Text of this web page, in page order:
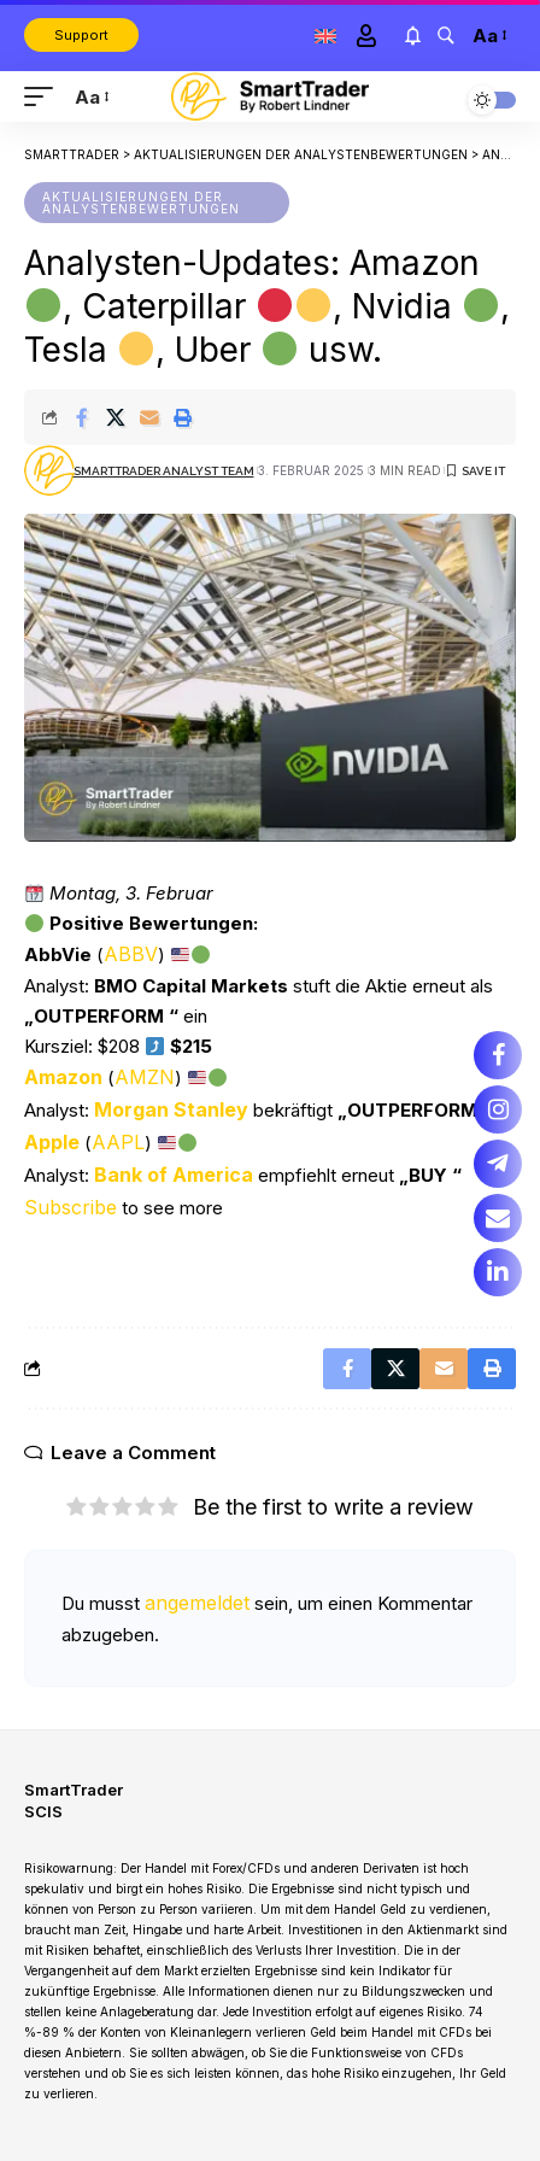
Support Aa
Aa
SMARTTRADER > AKTUALISIERUNGEN DER ANALYSTENBEWERTUNGEN > ANALYSTEN-UPDATES: AMAZON
AKTUALISIERUNGEN DER
ANALYSTENBEWERTUNGEN
Analysten-Updates: Amazon
, Caterpillar
, Nvidia
,
Tesla
, Uber usw.
SMARTTRADER ANALYST TEAM 3. FEBRUAR 2025 3 MIN READ
Montag, 3. Februar
Positive Bewertungen:
AbbVie (ABBV)
Analyst: BMO Capital Markets stuft die Aktie erneut als
„OUTPERFORM “ ein
Kursziel: $208
$215
Amazon (AMZN)
Analyst: Morgan Stanley bekräftigt „OUTPERFORM “
Apple (AAPL)
Analyst: Bank of America empfiehlt erneut „BUY “
Subscribe to see more
Leave a Comment
Be the first to write a review
Du musst angemeldet sein, um einen Kommentar
abzugeben.
SmartTrader
SCIS
Risikowarnung: Der Handel mit Forex/CFDs und anderen Derivaten ist hoch
spekulativ und birgt ein hohes Risiko. Die Ergebnisse sind nicht typisch und
können von Person zu Person variieren. Um mit dem Handel Geld zu verdienen,
braucht man Zeit, Hingabe und harte Arbeit. Investitionen in den Aktienmarkt sind
mit Risiken behaftet, einschließlich des Verlusts Ihrer Investition. Die in der
Vergangenheit auf dem Markt erzielten Ergebnisse sind kein Indikator für
zukünftige Ergebnisse. Alle Informationen dienen nur zu Bildungszwecken und
stellen keine Anlageberatung dar. Jede Investition erfolgt auf eigenes Risiko. 74
%-89 % der Konten von Kleinanlegern verlieren Geld beim Handel mit CFDs bei
diesen Anbietern. Sie sollten abwägen, ob Sie die Funktionsweise von CFDs
verstehen und ob Sie es sich leisten können, das hohe Risiko einzugehen, Ihr Geld
zu verlieren.